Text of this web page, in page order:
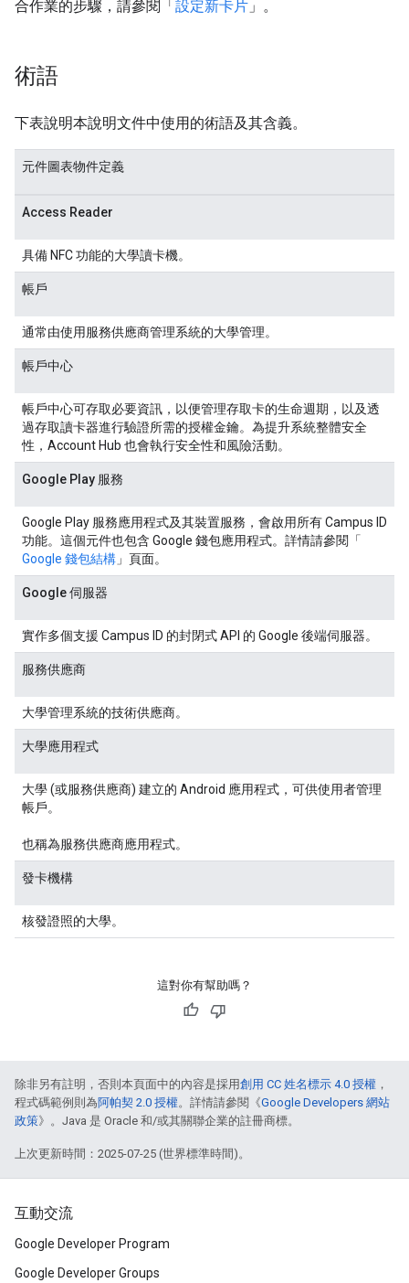
合作業的步驟，請參閱「 設定新卡片 」。
術語
下表說明本說明文件中使用的術語及其含義。
元件圖表物件定義
Access Reader
具備 NFC 功能的大學讀卡機。
帳戶
通常由使用服務供應商管理系統的大學管理。
帳戶中心
帳戶中心可存取必要資訊，以便管理存取卡的生命週期，以及透
過存取讀卡器進行驗證所需的授權金鑰。為提升系統整體安全
性，Account Hub 也會執行安全性和風險活動。
Google Play 服務
Google Play 服務應用程式及其裝置服務，會啟用所有 Campus ID
功能。這個元件也包含 Google 錢包應用程式。詳情請參閱「
Google 錢包結構 」頁面。
Google 伺服器
實作多個支援 Campus ID 的封閉式 API 的 Google 後端伺服器。
服務供應商
大學管理系統的技術供應商。
大學應用程式
大學 (或服務供應商) 建立的 Android 應用程式，可供使用者管理
帳戶。
也稱為服務供應商應用程式。
發卡機構
核發證照的大學。
這對你有幫助嗎？
除非另有註明，否則本頁面中的內容是採用創用 CC 姓名標示 4.0 授權 ，
程式碼範例則為阿帕契 2.0 授權。詳情請參閱《Google Developers 網站
政策》。Java 是 Oracle 和/或其關聯企業的註冊商標。
上次更新時間：2025-07-25 (世界標準時間)。
互動交流
Google Developer Program
Google Developer Groups